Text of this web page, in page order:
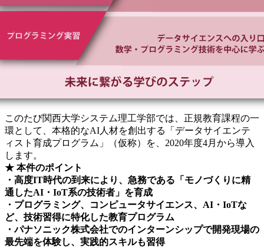
このたび関西大学システム理工学部では、正規教育課程の一
環として、本格的なAI人材を創出する「データサイエンテ
ィスト育成プログラム」（仮称）を、2020年度4月から導入
します。
★ 本件のポイント
・高度IT時代の到来により、急務である「モノづくりに精
通したAI・IoT系の技術者」を育成
・プログラミング、コンピュータサイエンス、AI・IoTな
ど、技術習得に特化した教育プログラム
・パナソニック株式会社でのインターンシップで開発現場の
最先端を体験し、実践的スキルも習得